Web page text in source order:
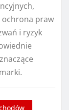
praw
i ryzyk